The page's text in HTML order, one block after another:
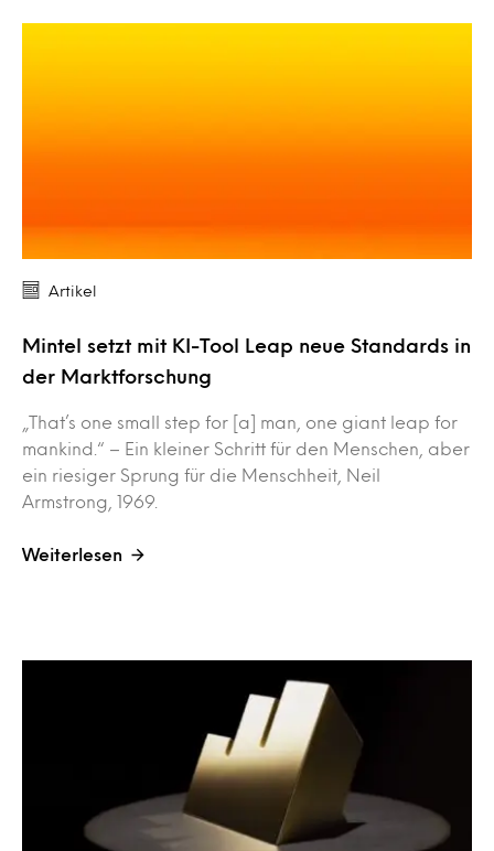
Artikel
Mintel setzt mit KI-Tool Leap neue Standards in
der Marktforschung
„That’s one small step for [a] man, one giant leap for
mankind.“ – Ein kleiner Schritt für den Menschen, aber
ein riesiger Sprung für die Menschheit, Neil
Armstrong, 1969.
Weiterlesen